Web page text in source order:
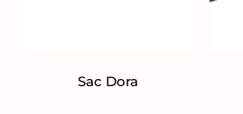
Sac Dora